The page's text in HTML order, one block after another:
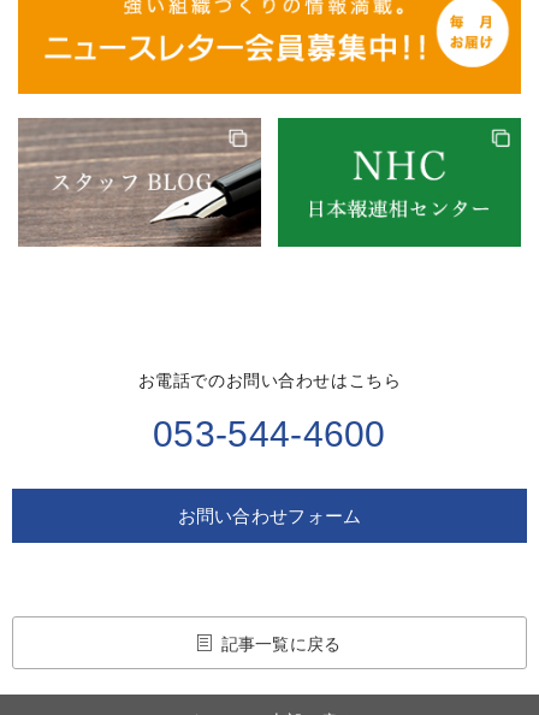
お電話でのお問い合わせはこちら
053-544-4600
お問い合わせフォーム
記事一覧に戻る